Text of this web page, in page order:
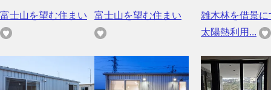
富士山を望む住まい 富士山を望む住まい
雑木林を借景に
太陽熱利用...